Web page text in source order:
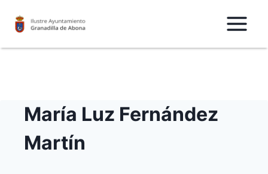
María Luz Fernández
Martín